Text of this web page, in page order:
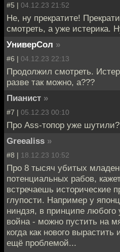
#5 | 04.12.23 21:52
Не, ну прекратите!
смотреть, а уже истерика.
УниверСол »
#6 | 04.12.23 22:13
Продолжил смотреть.
разве так можно, а???
Пианист »
#7 | 05.12.23 00:10
Про Ass-топор уже шутили?
Greealiss »
#8 | 18.12.23 10:52
Про 8 тысяч убитых
потенциальных рабов,
встречаешь исторические
глупости. Например у
ниндзя, в принципе любого
война - можно пустить на
когда как нового
ещё проблемой...